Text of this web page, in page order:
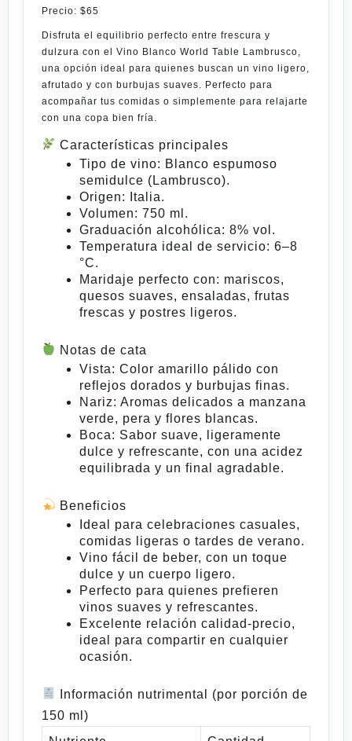
Precio: $65
Disfruta el equilibrio perfecto entre frescura y
dulzura con el Vino Blanco World Table Lambrusco
una opción ideal para quienes buscan un vino ligero,
afrutado y con burbujas suaves. Perfecto para
acompañar tus comidas o simplemente para relajarte
con una copa bien fría.
Características principales
Tipo de vino: Blanco espumoso
semidulce (Lambrusco).
Origen:
Italia.
Volumen: 750 ml.
Graduación alcohólica: 8% vol.
Temperatura ideal de servicio: 6–8
°C.
Maridaje perfecto con: mariscos,
quesos suaves, ensaladas, frutas
frescas y postres ligeros.
Notas de cata
Vista: Color amarillo pálido con
reflejos dorados y burbujas finas.
Nariz: Aromas delicados a manzana
verde, pera y flores blancas.
Boca: Sabor suave, ligeramente
dulce y refrescante, con una acidez
equilibrada y un final agradable.
Beneficios
Ideal para celebraciones casuales,
comidas ligeras o tardes de verano.
Vino fácil de beber, con un toque
dulce y un cuerpo ligero.
Perfecto para quienes prefieren
vinos suaves y refrescantes.
Excelente relación calidad-precio,
ideal para compartir en cualquier
ocasión.
Información nutrimental (por porción de
150 ml)